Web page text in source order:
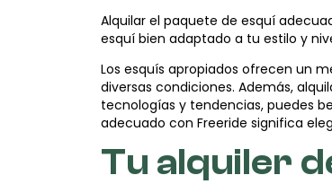
Alquilar el paquete de esquí
esquí bien adaptado a tu estilo y
Los esquís apropiados ofrecen un
diversas condiciones. Además,
tecnologías y tendencias, puedes
adecuado con Freeride significa
Tu alquiler